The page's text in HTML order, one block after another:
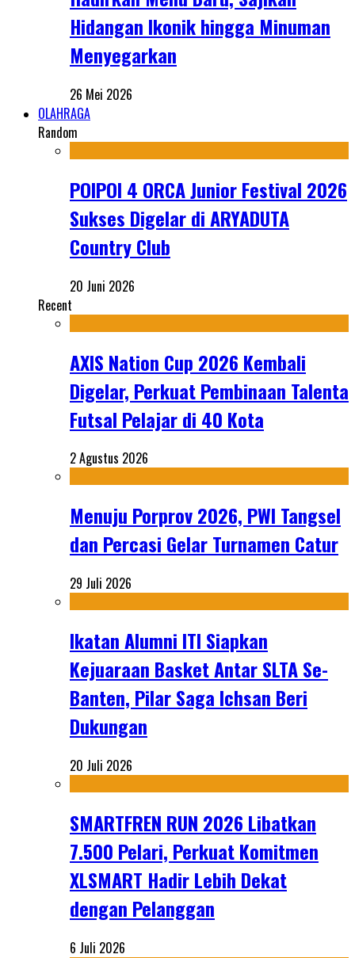
Hidangan Ikonik hingga Minuman
Menyegarkan
26 Mei 2026
OLAHRAGA
Random
POIPOI 4 ORCA Junior Festival 2026
Sukses Digelar di ARYADUTA
Country Club
20 Juni 2026
Recent
AXIS Nation Cup 2026 Kembali
Digelar, Perkuat Pembinaan Talenta
Futsal Pelajar di 40 Kota
2 Agustus 2026
Menuju Porprov 2026, PWI Tangsel
dan Percasi Gelar Turnamen Catur
29 Juli 2026
Ikatan Alumni ITI Siapkan
Kejuaraan Basket Antar SLTA Se-
Banten, Pilar Saga Ichsan Beri
Dukungan
20 Juli 2026
SMARTFREN RUN 2026 Libatkan
7.500 Pelari, Perkuat Komitmen
XLSMART Hadir Lebih Dekat
dengan Pelanggan
6 Juli 2026